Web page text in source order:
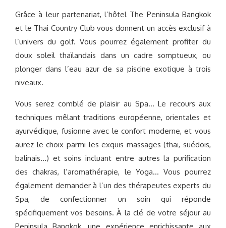
Grâce à leur partenariat, l’hôtel The Peninsula Bangkok
et le Thai Country Club vous donnent un accès exclusif à
l’univers du golf. Vous pourrez également profiter du
doux soleil thaïlandais dans un cadre somptueux, ou
plonger dans l’eau azur de sa piscine exotique à trois
niveaux.
Vous serez comblé de plaisir au Spa… Le recours aux
techniques mêlant traditions européenne, orientales et
ayurvédique, fusionne avec le confort moderne, et vous
aurez le choix parmi les exquis massages (thaï, suédois,
balinais…) et soins incluant entre autres la purification
des chakras, l’aromathérapie, le Yoga… Vous pourrez
également demander à l’un des thérapeutes experts du
Spa, de confectionner un soin qui réponde
spécifiquement vos besoins. À la clé de votre séjour au